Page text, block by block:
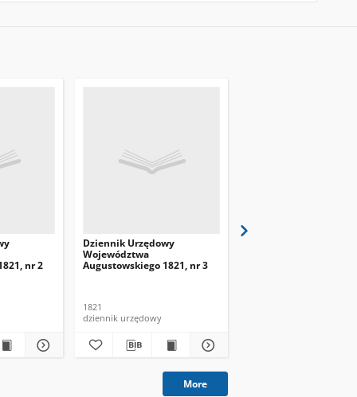
nr 2
Dziennik Urzędowy
Województwa
Augustowskiego 1821, nr 3
1821
dziennik urzędowy
More